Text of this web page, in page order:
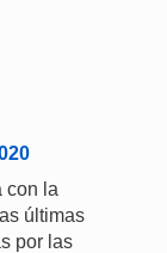
con la
últimas
por las